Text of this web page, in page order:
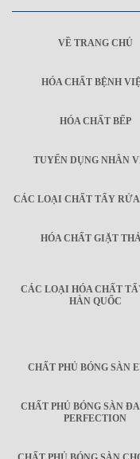
VỀ TRANG CHỦ
HÓA CHẤT BỆNH
HÓA CHẤT BẾP
TUYỂN DỤNG NHÂN
CÁC LOẠI CHẤT TẨY
HÓA CHẤT GIẶT
CÁC LOẠI HÓA CHẤT
HÀN QUỐC
CHẤT PHỦ BÓNG SÀN
CHẤT PHỦ BÓNG SÀN
PERFECTION